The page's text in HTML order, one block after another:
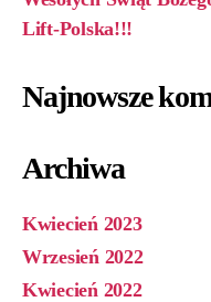
Lift-Polska!!!
Najnowsze
Archiwa
Kwiecień 2023
Wrzesień 2022
Kwiecień 2022